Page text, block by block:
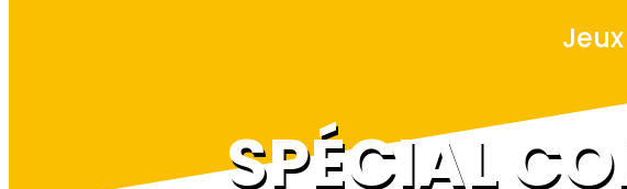
SPÉCIAL